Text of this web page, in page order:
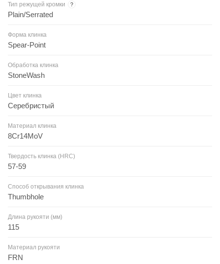
Тип режущей кромки ?
Plain/Serrated
Форма клинка
Spear-Point
Обработка клинка
StoneWash
Цвет клинка
Серебристый
Материал клинка
8Cr14MoV
Твердость клинка (HRC)
57-59
Способ открывания клинка
Thumbhole
Длина рукояти (мм)
115
Материал рукояти
FRN